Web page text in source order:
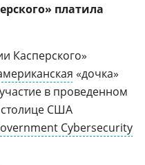
платила
Касперского»
«дочка»
в проведенном
столице США
Cybersecurity